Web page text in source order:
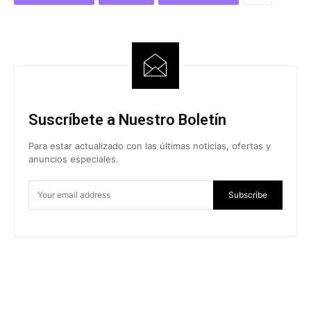
Suscríbete a Nuestro Boletín
Para estar actualizado con las últimas noticias, ofertas y
anuncios especiales.
Subscribe